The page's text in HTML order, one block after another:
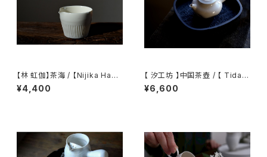
【林 虹伽】茶海 / 【Nijika Haya
shi 】tea pitcher
¥4,400
【 汐工坊 】中国茶壺 / 【 Tidal
Atelier 】Chinese teapot
¥6,600